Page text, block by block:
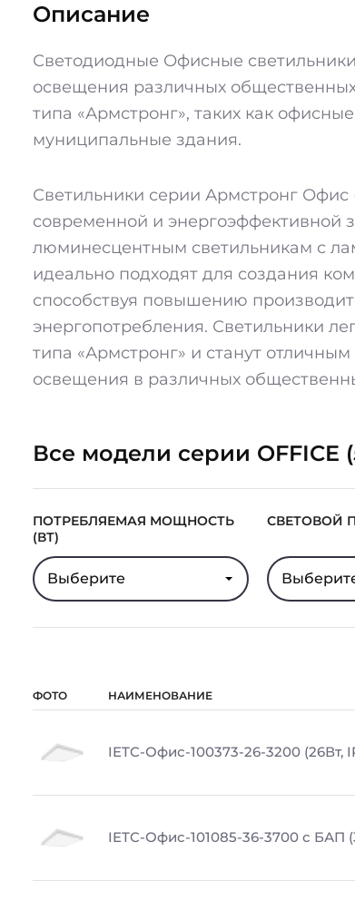
Описание
Светодиодные Офисные
освещения различных
типа «Армстронг», таких как
муниципальные здания.
Светильники серии Армстронг Офис
современной и энергоэффективной
люминесцентным светильникам с
идеально подходят для создания
способствуя повышению
энергопотребления. Светильники
типа «Армстронг» и станут
освещения в различных
Все модели серии OFFICE
ПОТРЕБЛЯЕМАЯ МОЩНОСТЬ
(ВТ)
Выберите
СВЕТОВОЙ
ФОТО НАИМЕНОВАНИЕ
IETC-Офис-100373-26-3200 (26Вт,
IETC-Офис-101085-36-3700 с БАП